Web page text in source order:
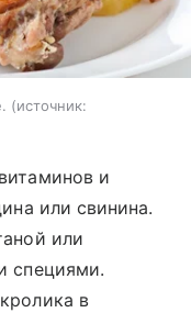
источник:
и
или свинина.
или
специями.
в